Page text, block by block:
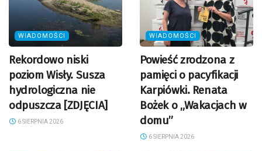
WIADOMOŚCI
Rekordowo niski
poziom Wisły. Susza
hydrologiczna nie
odpuszcza [ZDJĘCIA]
6 SIERPNIA 2026
WIADOMOŚCI
Powieść zrodzona z
pamięci o pacyfikacji
Karpiówki. Renata
Bożek o „Wakacjach w
domu”
6 SIERPNIA 2026